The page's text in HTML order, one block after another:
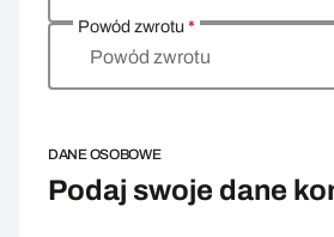
Powód zwrotu*
Powód zwrotu
DANE OSOBOWE
Podaj swoje dane